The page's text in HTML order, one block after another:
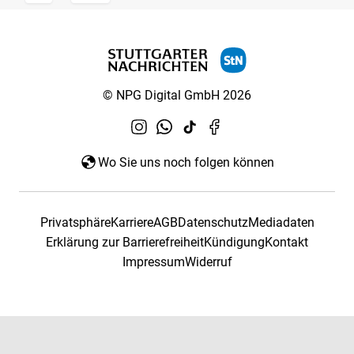
© NPG Digital GmbH 2026
Wo Sie uns noch folgen können
PrivatsphäreKarriereAGBDatenschutzMediadaten
Erklärung zur BarrierefreiheitKündigungKontakt
ImpressumWiderruf